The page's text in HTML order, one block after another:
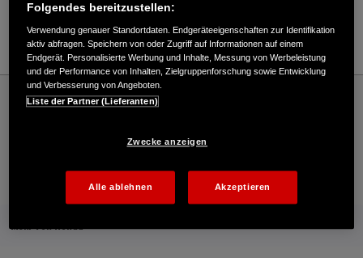
07472 959960
E-Mail
Honda
Rasen und Garten
MARTIN WANDEL AGRARTECHNIK - Rasen und Garten – Honda - HONDA Deutschland
Mehr von Honda
Folgendes bereitzustellen:
Verwendung genauer Standortdaten. Endgeräteeigenschaften zur Identifikation
aktiv abfragen. Speichern von oder Zugriff auf Informationen auf einem
Endgerät. Personalisierte Werbung und Inhalte, Messung von Werbeleistung
und der Performance von Inhalten, Zielgruppenforschung sowie Entwicklung
und Verbesserung von Angeboten.
Liste der Partner (Lieferanten)
Zwecke anzeigen
Alle ablehnen Akzeptieren